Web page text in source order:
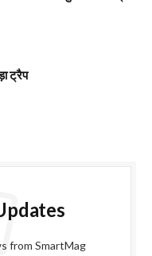
ट्रैप
from SmartMag